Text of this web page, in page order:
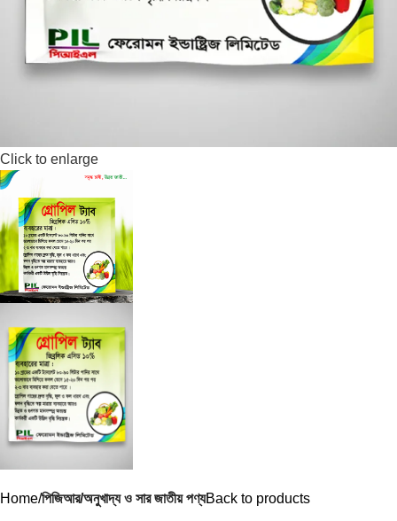
Click to enlarge
Home পিজিআর/অনুখাদ্য ও সার জাতীয় পণ্যBack to products